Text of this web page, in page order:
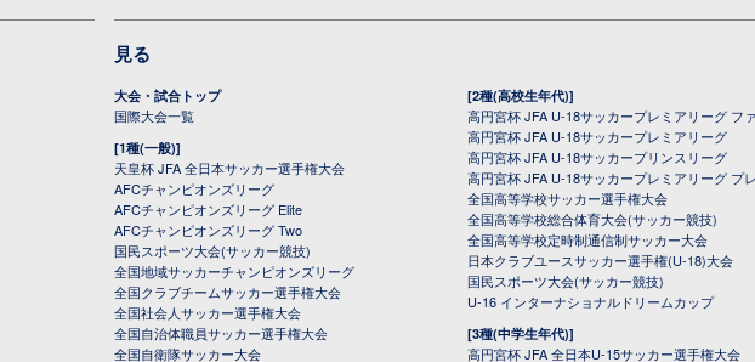
見る
大会・試合トップ
国際大会一覧
[1種(一般)]
天皇杯 JFA 全日本サッカー選手権大会
AFCチャンピオンズリーグ
AFCチャンピオンズリーグ Elite
AFCチャンピオンズリーグ Two
国民スポーツ大会(サッカー競技)
全国地域サッカーチャンピオンズリーグ
全国クラブチームサッカー選手権大会
全国社会人サッカー選手権大会
全国自治体職員サッカー選手権大会
全国自衛隊サッカー大会
[2種(高校生年代)]
高円宮杯 JFA U-18サッカープレミアリーグ フ
高円宮杯 JFA U-18サッカープレミアリーグ
高円宮杯 JFA U-18サッカープリンスリーグ
高円宮杯 JFA U-18サッカープレミアリーグ プ
全国高等学校サッカー選手権大会
全国高等学校総合体育大会(サッカー競技)
全国高等学校定時制通信制サッカー大会
日本クラブユースサッカー選手権(U-18)大会
国民スポーツ大会(サッカー競技)
U-16 インターナショナルドリームカップ
[3種(中学生年代)]
高円宮杯 JFA 全日本U-15サッカー選手権大会